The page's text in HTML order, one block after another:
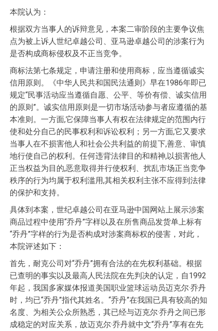
本院认为：
根据双方当事人的诉辩意见，本案二审阶段的主要争议焦
点为被上诉人世纪卓越公司、亚马逊卓越公司的涉案行为
是否构成商标侵权及不正当竞争。
商标法第七条规定，申请注册和使用商标，应当遵循诚实
信用原则。《中华人民共和国民法通则》早在1986年即已
规定“民事活动应当遵循自愿、公平、等价有偿、诚实信用
的原则”。诚实信用原则是一切市场活动参与者应遵循的基
本准则。一方面,它保障当事人有权在法律规定的范围内行
使和处分自己的民事权利和诉讼权利；另一方面,它又要求
当事人在不损害他人和社会公共利益的前提下,善意、审慎
地行使自己的权利。任何违背法律目的和精神,以损害他人
正当权益为目的,恶意取得并行使权利、扰乱市场正当竞争
秩序的行为均属于权利滥用,其相关权利主张不应得到法律
的保护和支持。
具体到本案，世纪卓越公司在亚马逊中国网站上展示涉案
商品过程中使用“乔丹”字样以及在所售商品发货单上标有
“乔丹”字样的行为是否构成对涉案商标权的侵害，对此，
本院评述如下：
首先，耐克公司对“乔丹”拥有合法的在先权利基础。根据
已查明的事实以及最高人民法院在先判决的认定，自1992
年起，我国多家媒体报道美国职业篮球运动员迈克尔·乔丹
时，均已“乔丹”指代其姓名。“乔丹”在我国已具有较高的知
名度、为相关公众所熟悉，其已经与迈克尔·乔丹之间已形
成稳定的对应关系，故迈克尔·乔丹就中文“乔丹”享有在先